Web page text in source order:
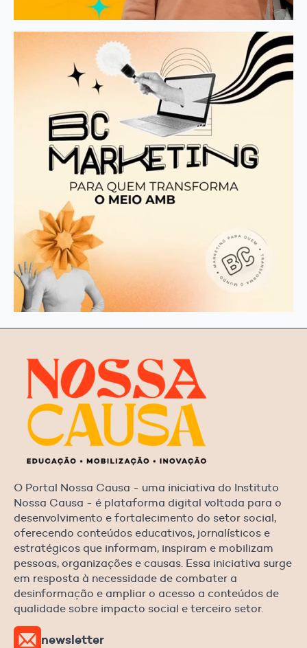
O Portal Nossa Causa - uma iniciativa do Instituto
Nossa Causa - é plataforma digital voltada para o
desenvolvimento e fortalecimento do setor social,
oferecendo conteúdos educativos, jornalísticos e
estratégicos que informam, inspiram e mobilizam
pessoas, organizações e causas. Essa iniciativa surge
em resposta à necessidade de combater a
desinformação e ampliar o acesso a conteúdos de
qualidade sobre impacto social e terceiro setor.
newsletter